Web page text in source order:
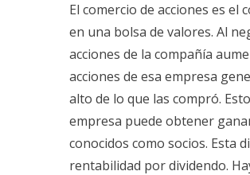
El comercio de acciones es el
en una bolsa de valores. Al
acciones de la compañía
acciones de esa empresa
alto de lo que las compró.
empresa puede obtener
conocidos como socios. Esta
rentabilidad por dividendo.